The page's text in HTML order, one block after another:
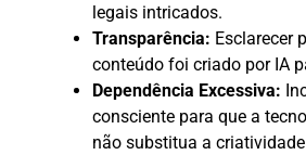
legais intricados.
Transparência: Esclarecer
conteúdo foi criado por IA
Dependência Excessiva:
consciente para que a
não substitua a